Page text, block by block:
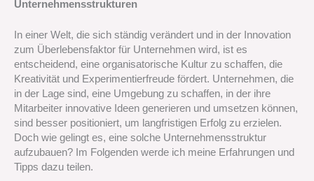
Unternehmensstrukturen
In einer Welt, die sich ständig verändert und in der Innovation
zum Überlebensfaktor für Unternehmen wird, ist es
entscheidend, eine organisatorische Kultur zu schaffen, die
Kreativität und Experimentierfreude fördert. Unternehmen, die
in der Lage sind, eine Umgebung zu schaffen, in der ihre
Mitarbeiter innovative Ideen generieren und umsetzen können,
sind besser positioniert, um langfristigen Erfolg zu erzielen.
Doch wie gelingt es, eine solche Unternehmensstruktur
aufzubauen? Im Folgenden werde ich meine Erfahrungen und
Tipps dazu teilen.